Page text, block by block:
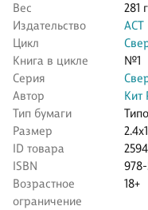
Вес
281 г
Издательство
АСТ
Цикл
Книга в цикле
№1
Серия
Автор
Кит
Тип бумаги
Размер
ID товара
ISBN
Возрастное
ограничение
18+